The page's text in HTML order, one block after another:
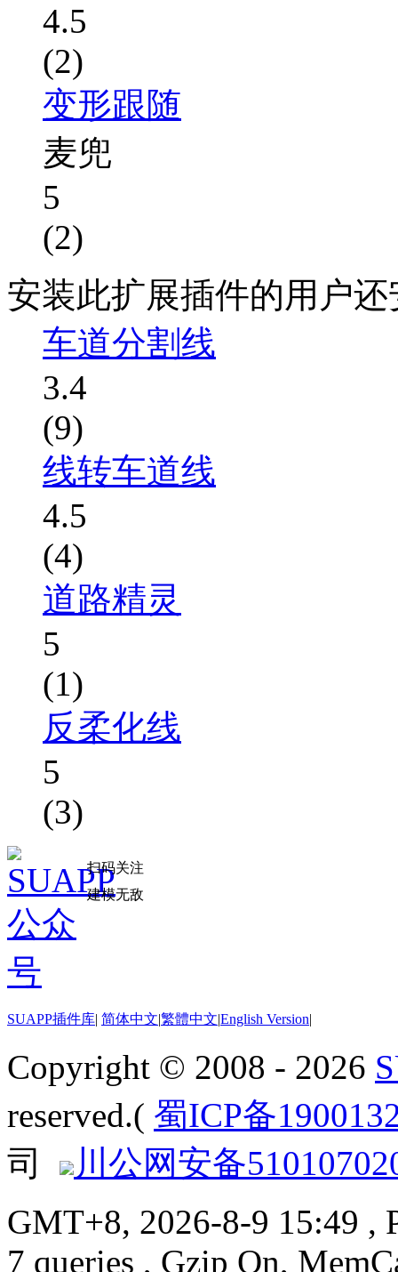
4.5
(2)
变形跟随
麦兜
5
(2)
安装此扩展插件的用户
车道分割线
3.4
(9)
线转车道线
4.5
(4)
道路精灵
5
(1)
反柔化线
5
(3)
扫码关注
建模无敌
SUAPP插件库| 简体中文|繁體中文|English Version|
Copyright © 2008 - 2026
reserved.( 蜀ICP备
司
川公网安备
GMT+8, 2026-8-9 15:49 ,
7 queries , Gzip On,